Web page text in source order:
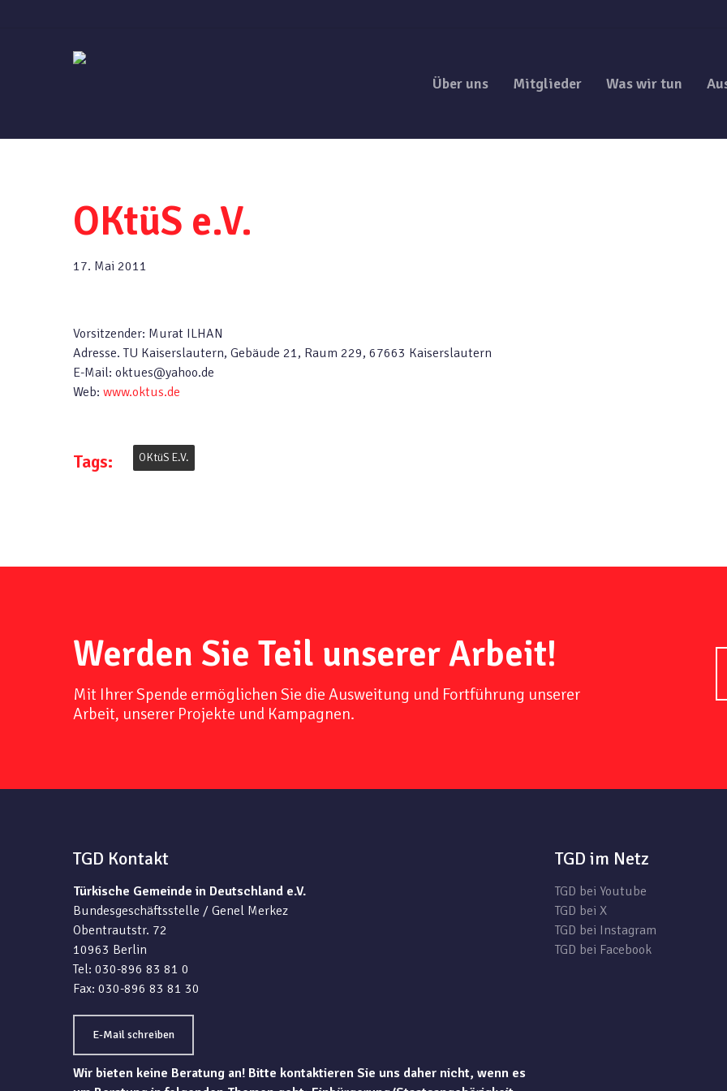
Über uns Mitglieder Was wir tun
OKtüS e.V.
17. Mai 2011
Vorsitzender: Murat ILHAN
Adresse. TU Kaiserslautern, Gebäude 21, Raum 229, 67663 Kaiserslautern
E-Mail: oktues@yahoo.de
Web: www.oktus.de
Tags: OKtüS E.V.
Werden Sie Teil unserer Arbeit!
Mit Ihrer Spende ermöglichen Sie die Ausweitung und Fortführung unserer
Arbeit, unserer Projekte und Kampagnen.
TGD Kontakt
Türkische Gemeinde in Deutschland e.V.
Bundesgeschäftsstelle / Genel Merkez
Obentrautstr. 72
10963 Berlin
Tel: 030-896 83 81 0
Fax: 030-896 83 81 30
E-Mail schreiben
Wir bieten keine Beratung an! Bitte kontaktieren Sie uns daher nicht, wenn es
TGD im Netz
TGD bei Youtube
TGD bei X
TGD bei Instagram
TGD bei Facebook